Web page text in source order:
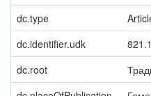
dc.type
dc.identifier.udk
dc.root